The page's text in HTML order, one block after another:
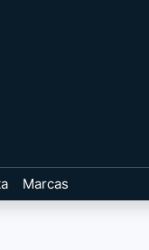
Marcas